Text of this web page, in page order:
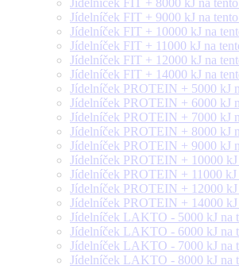
Jídelníček FIT + 8000 kJ na
Jídelníček FIT + 9000 kJ na
Jídelníček FIT + 10000 kJ na
Jídelníček FIT + 11000 kJ na
Jídelníček FIT + 12000 kJ na
Jídelníček FIT + 14000 kJ na
Jídelníček PROTEIN + 5000 kJ
Jídelníček PROTEIN + 6000 kJ
Jídelníček PROTEIN + 7000 kJ
Jídelníček PROTEIN + 8000 kJ
Jídelníček PROTEIN + 9000 kJ
Jídelníček PROTEIN + 10000 kJ
Jídelníček PROTEIN + 11000 kJ
Jídelníček PROTEIN + 12000 kJ
Jídelníček PROTEIN + 14000 kJ
Jídelníček LAKTO - 5000 kJ na
Jídelníček LAKTO - 6000 kJ na
Jídelníček LAKTO - 7000 kJ na
Jídelníček LAKTO - 8000 kJ na